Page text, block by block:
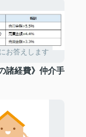
お答えします
諸経費》仲介手